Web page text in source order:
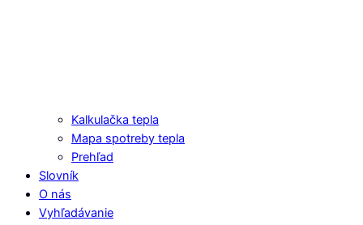
Kalkulačka tepla
Mapa spotreby tepla
Prehľad
Slovník
O nás
Vyhľadávanie